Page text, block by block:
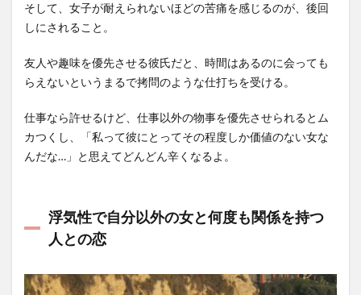
そして、女子が耐えられないほどの苦痛を感じるのが、後回
しにされること。
友人や趣味を優先させる彼氏だと、時間はあるのに会っても
らえないというまるで拷問のような仕打ちを受ける。
仕事なら許せるけど、仕事以外の物事を優先させられるとム
カつくし、「私って彼にとってその程度しか価値のない女な
んだな…」と思えてどんどん辛くなるよ。
浮気性で自分以外の女と何度も関係を持つ
人との恋